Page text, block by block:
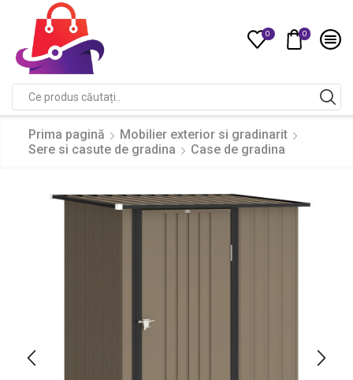
0 0
input
Prima pagină
Mobilier exterior si gradinarit
Sere si casute de gradina
Case de gradina